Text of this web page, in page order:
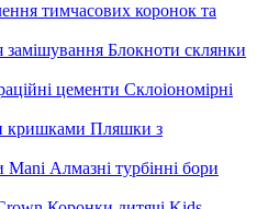
тимчасових коронок та
Блокноти склянки
Склоіономірні
Пляшки з
Алмазні турбінні бори